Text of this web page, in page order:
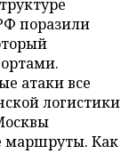
поразили
атаки все
логистики
маршруты. Как